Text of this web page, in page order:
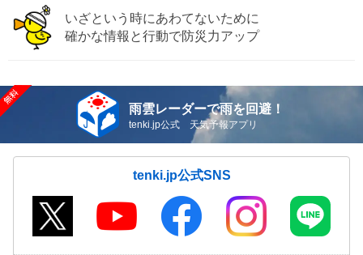
いざという時にあわてないために
確かな情報と行動で防災力アップ
雨雲レーダーで雨を回避！
tenki.jp公式 天気予報アプリ
tenki.jp公式SNS